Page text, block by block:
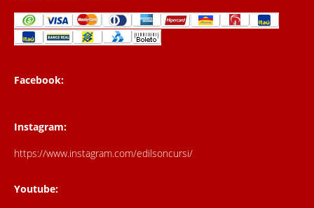
Facebook:
Instagram:
https://www.instagram.com/edilsoncursi/
Youtube: